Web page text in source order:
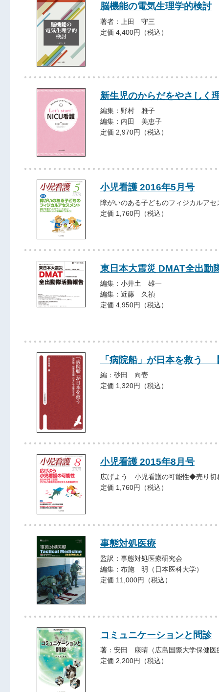
脳機能の電気生理学的検討
著者：上田 守三
定価 4,400円（税込）
新生児のからだをやさし
編集：野村 雅子
編集：内田 美恵子
定価 2,970円（税込）
小児看護 2016年5月号
障がいのある子どものフィジカルア
定価 1,760円（税込）
東日本大震災 DMAT全出動
編集：小井土 雄一
編集：近藤 久禎
定価 4,950円（税込）
「病院船」が日本を救う
編：砂田 向壱
定価 1,320円（税込）
小児看護 2015年8月号
広げよう 小児看護の可能性◆売り
定価 1,760円（税込）
事態対処医療
監訳：事態対処医療研究会
編集：布施 明（日本医科大学）
定価 11,000円（税込）
コミュニケーションと問診
著：安田 康晴（広島国際大学保健医
定価 2,200円（税込）